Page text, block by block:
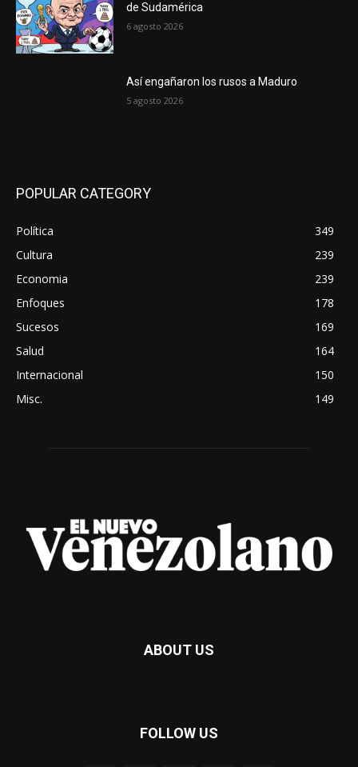
de Sudamérica
6 agosto 2026
Así engañaron los rusos a Maduro
5 agosto 2026
POPULAR CATEGORY
Política
349
Cultura
239
Economia
239
Enfoques
178
Sucesos
169
Salud
164
Internacional
150
Misc.
149
ABOUT US
FOLLOW US